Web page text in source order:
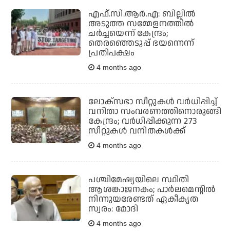
എഫ്.സി.ആര്‍.എ: ബില്ലില്‍
അടുത്ത സമ്മേളനത്തില്‍
ചര്‍ച്ചയെന്ന് കേന്ദ്രം;
തെരഞ്ഞെടുപ്പ് ഭയന്നെന്ന്
പ്രതിപക്ഷം
4 months ago
ലോക്‌സഭാ സീറ്റുകള്‍ വര്‍ധിപ്പിച്ച്
വനിതാ സംവരണത്തിനൊരുങ്ങി
കേന്ദ്രം; വര്‍ധിപ്പിക്കുന്ന 273
സീറ്റുകള്‍ വനിതകള്‍ക്ക്
4 months ago
പശ്ചിമേഷ്യയിലെ സ്ഥിതി
ആശങ്കാജനകം; പാര്‍ലമെന്റില്‍
നിന്നുയരേണ്ടത് ഏകീകൃത
സ്വരം: മോദി
4 months ago